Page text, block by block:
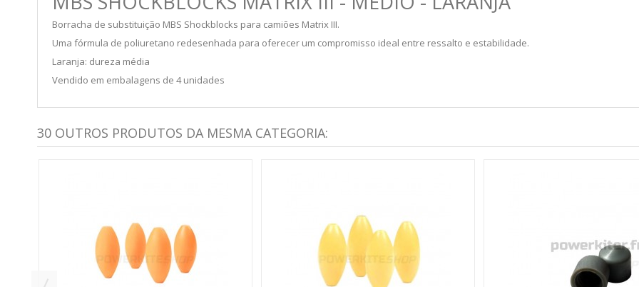
Borracha de substituição MBS Shockblocks para camiões Matrix III.
Uma fórmula de poliuretano redesenhada para oferecer um compromisso ideal entre ressalto e estabilidade.
Laranja: dureza média
Vendido em embalagens de 4 unidades
30 OUTROS PRODUTOS DA MESMA CATEGORIA: